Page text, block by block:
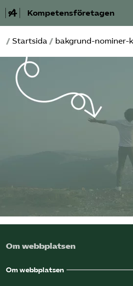
Kompetensföretagen
Aktuellt
A-Ö
Auktorisation
/ Startsida / bakgrund-nominer-
Om webbplatsen
Om webbplatsen